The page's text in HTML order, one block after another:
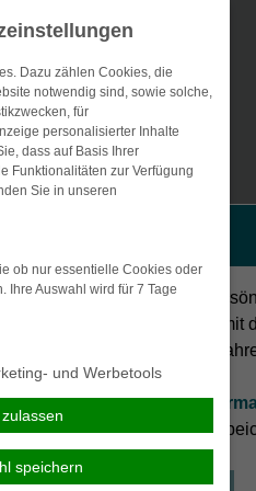
Versicherungen
gewünscht?
Ich verzichte auf eine
Beratung und möchte mit
Besuch der Seite
Ich habe die
(PDF)gelesen und
Dazu zählen Cookies, die
notwendig sind, sowie solche,
für
personalisierter Inhalte
dass auf Basis Ihrer
Funktionalitäten zur Verfügung
Sie in unseren
ob nur essentielle Cookies oder
Ihre Auswahl wird für 7 Tage
und Werbetools
speichern